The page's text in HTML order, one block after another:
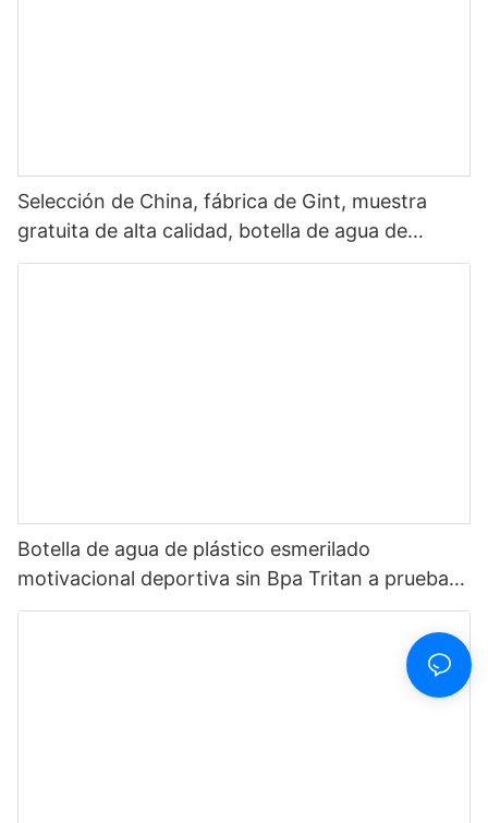
Selección de China, fábrica de Gint, muestra
gratuita de alta calidad, botella de agua de
plástico Tritan ecológica sin Bpa para bebida1
Botella de agua de plástico esmerilado
motivacional deportiva sin Bpa Tritan a prueba
de fugas personalizada de 32oz con marcador